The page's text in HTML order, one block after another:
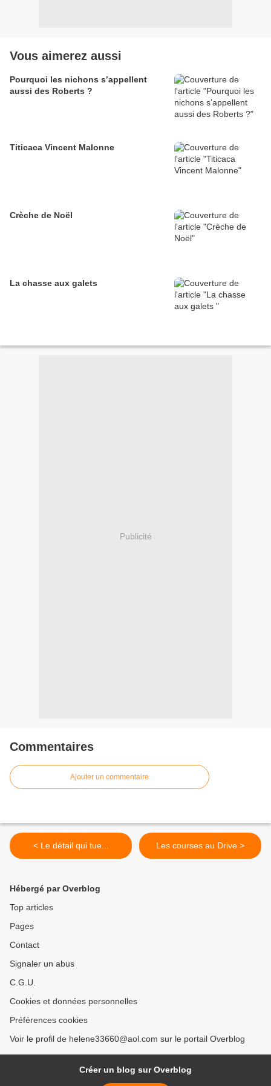
Vous aimerez aussi
Pourquoi les nichons s’appellent
aussi des Roberts ?
Titicaca Vincent Malonne
Crèche de Noël
La chasse aux galets
Publicité
Commentaires
Ajouter un commentaire
< Le détail qui tue... Les courses au Drive >
Hébergé par Overblog
Top articles
Pages
Contact
Signaler un abus
C.G.U.
Cookies et données personnelles
Préférences cookies
Voir le profil de helene33660@aol.com sur le portail Overblog
Créer un blog sur Overblog